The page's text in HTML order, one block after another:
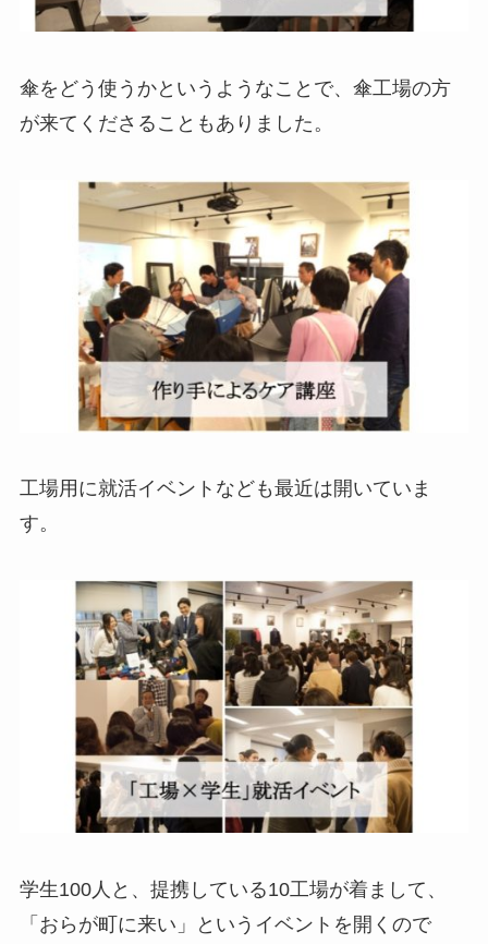
傘をどう使うかというようなことで、傘工場の方
が来てくださることもありました。
工場用に就活イベントなども最近は開いていま
す。
学生100人と、提携している10工場が着まして、
「おらが町に来い」というイベントを開くので